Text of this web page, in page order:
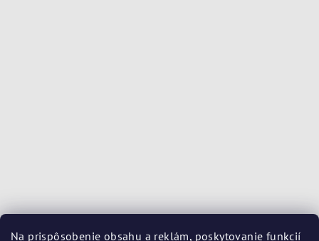
Na prispôsobenie obsahu a reklám, poskytovanie funkcií